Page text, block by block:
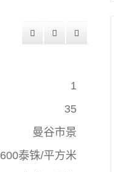
1
35
曼谷市景
600泰铢/平方米